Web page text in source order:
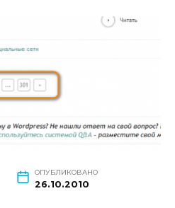
ОПУБЛИКОВАНО
26.10.2010